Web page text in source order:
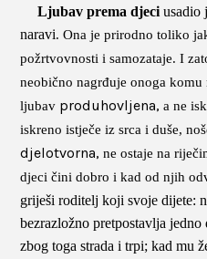
Ljubav prema djeci usadio
naravi. Ona je prirodno toliko
požrtvovnosti i samozataje. I
neobično nagrđuje onoga komu
ljubav produhovljena, a ne
iskreno istječe iz srca i duše,
djelotvorna,ne ostaje na
djeci čini dobro i kad od njih
griješi roditelj koji svoje dijete:
bezrazložno pretpostavlja
zbog toga strada i trpi; kad mu